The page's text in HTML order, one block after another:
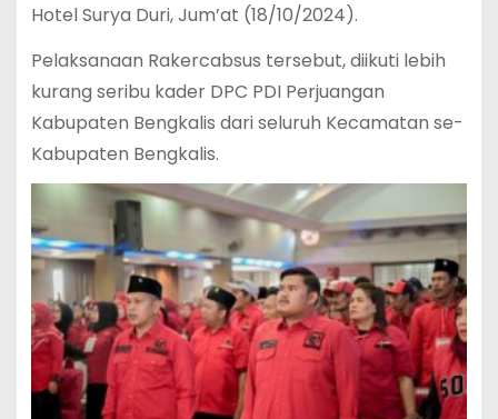
Hotel Surya Duri, Jum’at (18/10/2024).
Pelaksanaan Rakercabsus tersebut, diikuti lebih
kurang seribu kader DPC PDI Perjuangan
Kabupaten Bengkalis dari seluruh Kecamatan se-
Kabupaten Bengkalis.